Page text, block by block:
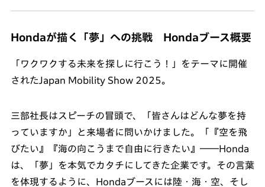
Hondaが描く「夢」への挑戦 Hondaブース概要
「ワクワクする未来を探しに行こう！」をテーマに開催
されたJapan Mobility Show 2025。
三部社長はスピーチの冒頭で、「皆さんはどんな夢を持
っていますか」と来場者に問いかけました。「『空を飛
びたい』『海の向こうまで自由に行きたい』――Honda
は、「夢」を本気でカタチにしてきた企業です。その言葉
を体現するように、Hondaブースには陸・海・空、そし